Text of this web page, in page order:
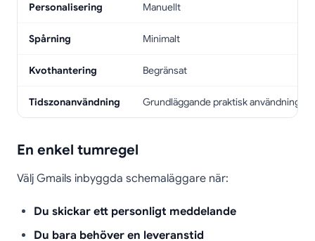
Personalisering Manuellt
Spårning Minimalt
Kvothantering Begränsat
Tidszonanvändning Grundläggande praktisk användning
En enkel tumregel
Välj Gmails inbyggda schemaläggare när:
Du skickar ett personligt meddelande
Du bara behöver en leveranstid